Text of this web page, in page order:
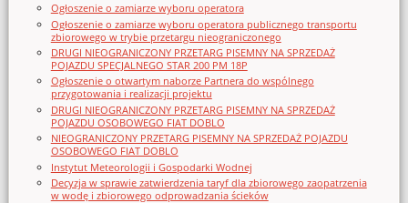
Ogłoszenie o zamiarze wyboru operatora
Ogłoszenie o zamiarze wyboru operatora publicznego transportu
zbiorowego w trybie przetargu nieograniczonego
DRUGI NIEOGRANICZONY PRZETARG PISEMNY NA SPRZEDAŻ
POJAZDU SPECJALNEGO STAR 200 PM 18P
Ogłoszenie o otwartym naborze Partnera do wspólnego
przygotowania i realizacji projektu
DRUGI NIEOGRANICZONY PRZETARG PISEMNY NA SPRZEDAŻ
POJAZDU OSOBOWEGO FIAT DOBLO
NIEOGRANICZONY PRZETARG PISEMNY NA SPRZEDAŻ POJAZDU
OSOBOWEGO FIAT DOBLO
Instytut Meteorologii i Gospodarki Wodnej
Decyzja w sprawie zatwierdzenia taryf dla zbiorowego zaopatrzenia
w wodę i zbiorowego odprowadzania ścieków